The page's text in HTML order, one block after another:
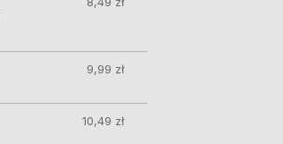
9,99 zł
10,49 zł